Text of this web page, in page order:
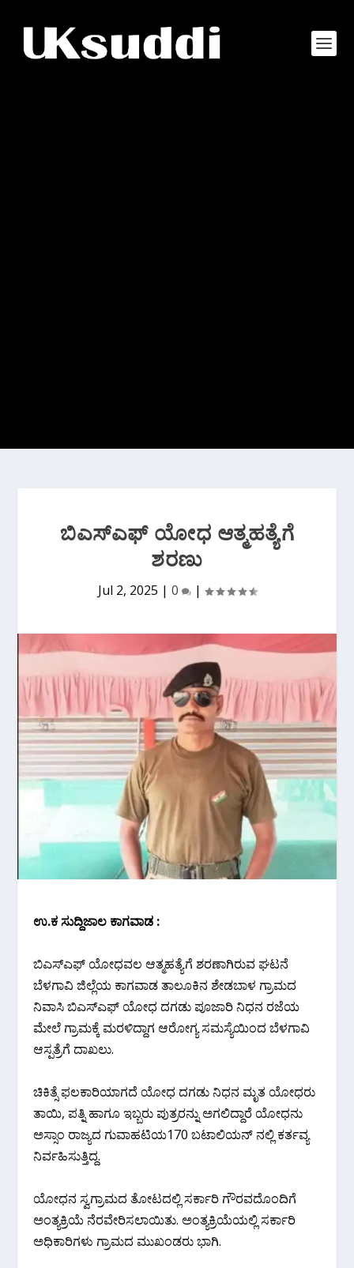
ಬಿಎಸ್ಎಫ್ ಯೋಧ ಆತ್ಮಹತ್ಯೆಗೆ
ಶರಣು
Jul 2, 2025 | 0 |
ಉ.ಕ ಸುದ್ದಿಜಾಲ ಕಾಗವಾಡ :
ಬಿಎಸ್ಎಫ್ ಯೋಧವಲ ಆತ್ಮಹತ್ಯೆಗೆ ಶರಣಾಗಿರುವ ಘಟನೆ
ಬೆಳಗಾವಿ ಜಿಲ್ಲೆಯ ಕಾಗವಾಡ ತಾಲೂಕಿನ ಶೇಡಬಾಳ ಗ್ರಾಮದ
ನಿವಾಸಿ ಬಿಎಸ್ಎಫ್ ಯೋಧ ದಗಡು ಪೂಜಾರಿ ನಿಧನ ರಜೆಯ
ಮೇಲೆ ಗ್ರಾಮಕ್ಕೆ ಮರಳಿದ್ದಾಗ ಆರೋಗ್ಯ ಸಮಸ್ಯೆಯಿಂದ ಬೆಳಗಾವಿ
ಆಸ್ಪತ್ರೆಗೆ ದಾಖಲು.
ಚಿಕಿತ್ಸೆ ಫಲಕಾರಿಯಾಗದೆ ಯೋಧ ದಗಡು ನಿಧನ ಮೃತ ಯೋಧರು
ತಾಯಿ, ಪತ್ನಿ ಹಾಗೂ ಇಬ್ಬರು ಪುತ್ರರನ್ನು ಅಗಲಿದ್ದಾರೆ ಯೋಧನು
ಅಸ್ಸಾಂ ರಾಜ್ಯದ ಗುವಾಹಟಿಯ170 ಬಟಾಲಿಯನ್ ನಲ್ಲಿ ಕರ್ತವ್ಯ
ನಿರ್ವಹಿಸುತ್ತಿದ್ದ.
ಯೋಧನ ಸ್ವಗ್ರಾಮದ ತೋಟದಲ್ಲಿ ಸರ್ಕಾರಿ ಗೌರವದೊಂದಿಗೆ
ಅಂತ್ಯಕ್ರಿಯೆ ನೆರವೇರಿಸಲಾಯಿತು. ಅಂತ್ಯಕ್ರಿಯೆಯಲ್ಲಿ ಸರ್ಕಾರಿ
ಅಧಿಕಾರಿಗಳು ಗ್ರಾಮದ ಮುಖಂಡರು ಭಾಗಿ.